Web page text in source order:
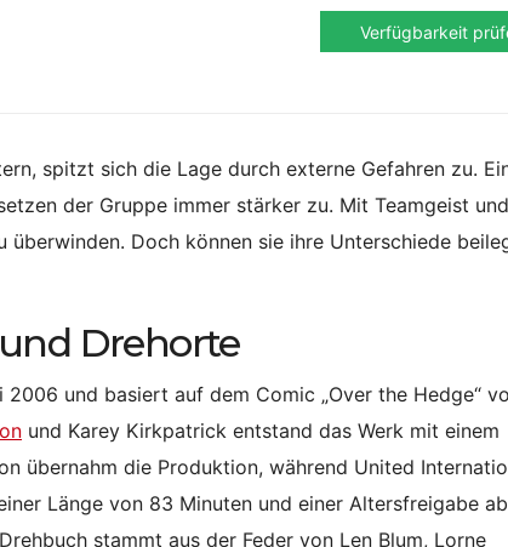
Verfügbarkeit
spitzt sich die Lage durch externe Gefahren zu.
der Gruppe immer stärker zu. Mit Teamgeist und
Doch können sie ihre Unterschiede
Drehorte
2006 und basiert auf dem Comic „Over the Hedge“
und Karey Kirkpatrick entstand das Werk mit einem
übernahm die Produktion, während United
Länge von 83 Minuten und einer Altersfreigabe
stammt aus der Feder von Len Blum, Lorne